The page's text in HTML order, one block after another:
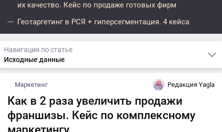
их качество. Кейс по продаже готовых фирм
Геотаргетинг в РСЯ + гиперсегментация. 4 кейса
Навигация по статье
Исходные данные
Маркетинг Редакция Yagla
Как в 2 раза увеличить продажи
франшизы. Кейс по комплексному